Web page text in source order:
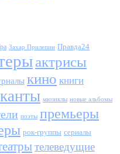
Захар Прилепин Правда24
актрисы
кино книги
мюзиклы новые альбомы
поэты премьеры
рок-группы сериалы
телеведущие